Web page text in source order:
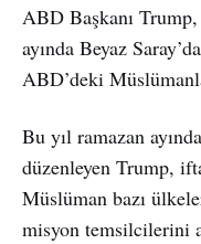
ABD Başkanı
ayında Beyaz
ABD’deki
Bu yıl ramazan
düzenleyen Trump,
Müslüman bazı
misyon temsilcilerini